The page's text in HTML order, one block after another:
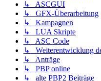
↳ ASCGUI
↳ GFX-Überarbeitung
↳ Kampagnen
↳ LUA Skripte
↳ ASC Code
↳ Weiterentwicklung
↳ Anträge
↳ PBP online
↳ alte PBP2 Beiträge